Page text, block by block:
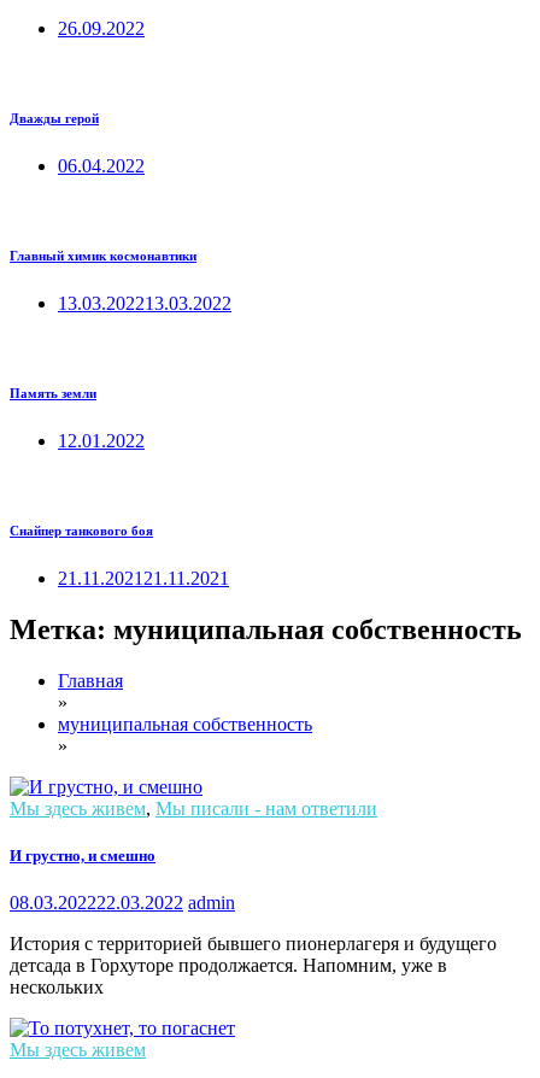
26.09.2022
Дважды герой
06.04.2022
Главный химик космонавтики
13.03.202213.03.2022
Память земли
12.01.2022
Снайпер танкового боя
21.11.2021 21.11.2021
Метка: муниципальная собственность
Главная
»
муниципальная собственность
»
Мы здесь живем, Мы писали - нам ответили
И грустно, и смешно
08.03.202222.03.2022 admin
История с территорией бывшего пионерлагеря и будущего
детсада в Горхуторе продолжается. Напомним, уже в
нескольких
Мы здесь живем